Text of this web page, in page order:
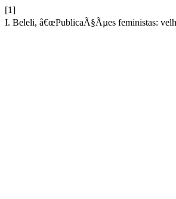
[1]
I. Beleli, â€œPublicaÃ§Ãµes feministas: